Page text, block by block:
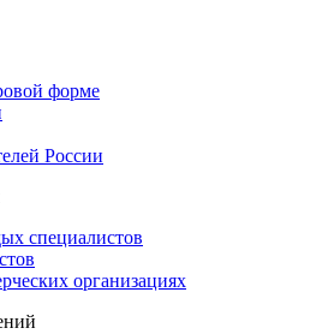
форме
России
специалистов
организациях